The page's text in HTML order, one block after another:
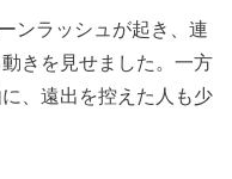
ンラッシュが起き、連
きを見せました。一方
、遠出を控えた人も少